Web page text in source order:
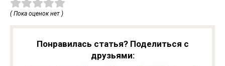
( Пока оценок нет )
Понравилась статья? Поделиться с
друзьями: